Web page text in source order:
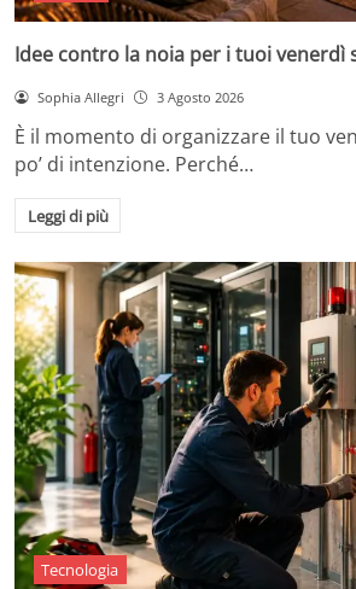
Idee contro la noia per i tuoi venerdì
Sophia Allegri 3 Agosto 2026
È il momento di organizzare il tuo
po’ di intenzione. Perché…
Leggi di più
Tecnologia